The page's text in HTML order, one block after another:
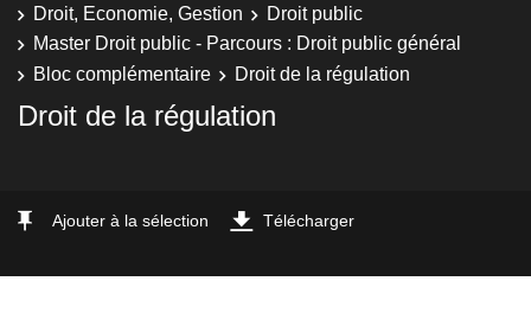
Droit, Economie, Gestion
Droit public
Master Droit public - Parcours : Droit public général
Bloc complémentaire
Droit de la régulation
Droit de la régulation
Ajouter à la sélection Télécharger